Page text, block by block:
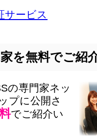
サービス
を無料でご紹
の専門家ネッ
プに公開さ
でご紹介い